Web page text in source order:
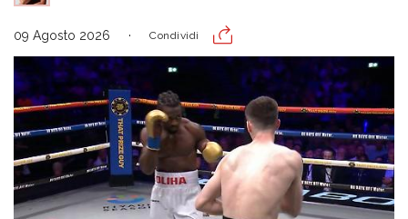
09 Agosto 2026 Condividi